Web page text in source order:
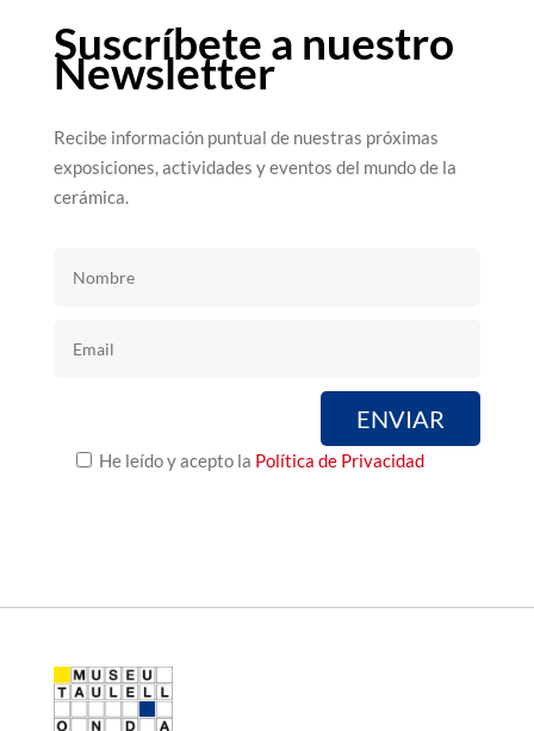
Suscríbete a nuestro
Newsletter
Recibe información puntual de nuestras próximas
exposiciones, actividades y eventos del mundo de la
cerámica.
He leído y acepto la Política de Privacidad